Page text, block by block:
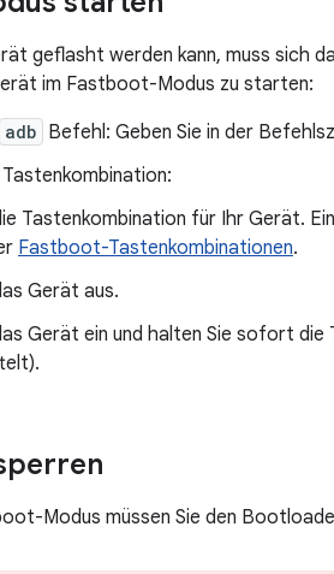
geflasht werden kann, muss sich
im Fastboot-Modus zu starten:
adb Befehl: Geben Sie in der
Tastenkombination für Ihr Gerät.
Fastboot-Tastenkombinationen.
Gerät aus.
Gerät ein und halten Sie sofort
Modus müssen Sie den